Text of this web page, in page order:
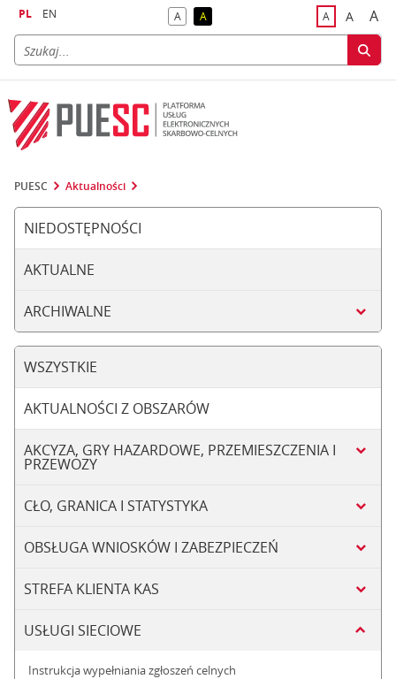
PL EN Akontrast domyślny
Akontrast żółty tekst na czarnym tle
Adomyślna
A A
PUESC Aktualności
NIEDOSTĘPNOŚCI
AKTUALNE
ARCHIWALNE
WSZYSTKIE
AKTUALNOŚCI Z OBSZARÓW
AKCYZA, GRY HAZARDOWE, PRZEMIESZCZENIA I
PRZEWOZY
CŁO, GRANICA I STATYSTYKA
OBSŁUGA WNIOSKÓW I ZABEZPIECZEŃ
STREFA KLIENTA KAS
USŁUGI SIECIOWE
Instrukcja wypełniania zgłoszeń celnych